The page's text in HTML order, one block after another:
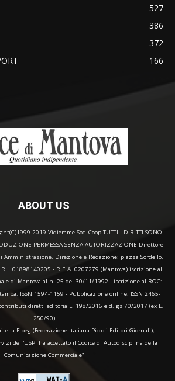
527
386
372
166
ABOUT US
2019 Vidiemme Soc. Coop TUTTI I DIRITTI SONO
PERMESSA SENZA AUTORIZZAZIONE Direttore
Amministrazione, Direzione e Redazione: piazza Sordello,
R.I. 01898140205 - R.E.A. 0207279 (Mantova) iscrizione al
di Mantova al n. 25 del 30/11/1992 - iscrizione al ROC:
ISSN 1594-1159 - Pubblicazione online: ISSN 2465-
diretti editoria L. 198/2016 e d.lgs 70/2017 (ex L.
250/90)
la Fipeg (Federazione Italiana Piccoli Editori Giornali),
dell'USPI ha accettato il Codice di Autodisciplina della
Comunicazione Commerciale"